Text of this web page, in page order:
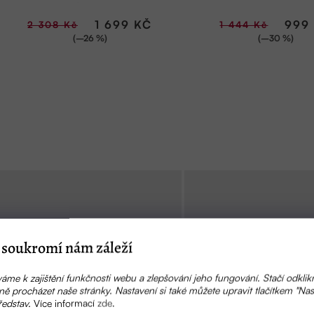
soukromí nám záleží
k zajištění funkčnosti webu a zlepšování jeho fungování. Stačí
procházet naše stránky. Nastavení si také můžete upravit tlačítkem
Více informací zde.
1 699 KČ
2 308 Kč
(–26 %)
999
1 444 Kč
(–30 %)